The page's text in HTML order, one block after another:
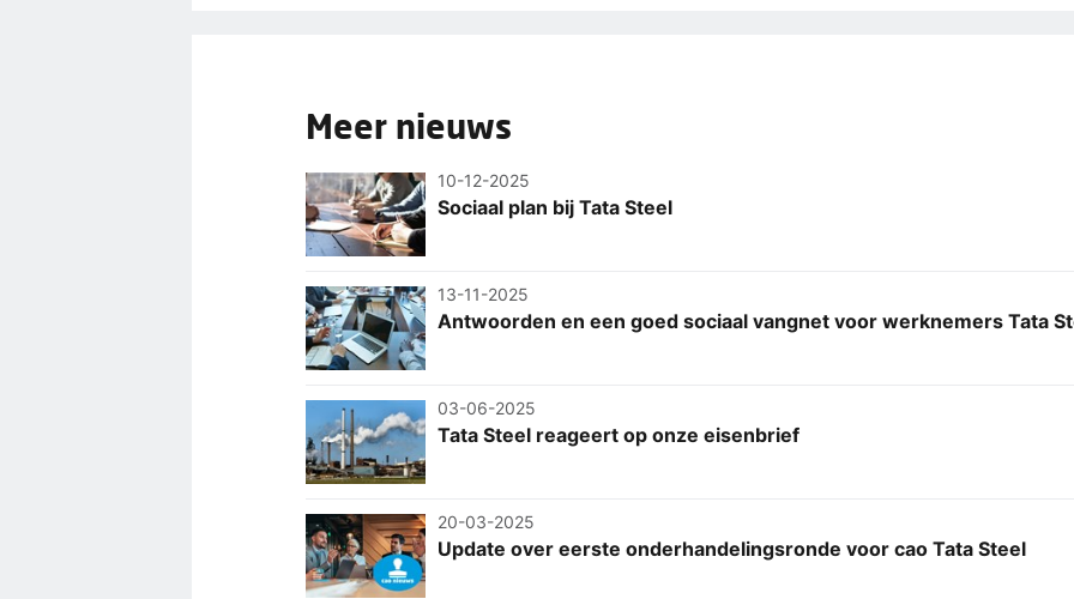
Meer nieuws
10-12-2025
Sociaal plan bij Tata Steel
13-11-2025
Antwoorden en een goed sociaal vangnet voor werknemers Tata
03-06-2025
Tata Steel reageert op onze eisenbrief
20-03-2025
Update over eerste onderhandelingsronde voor cao Tata Steel